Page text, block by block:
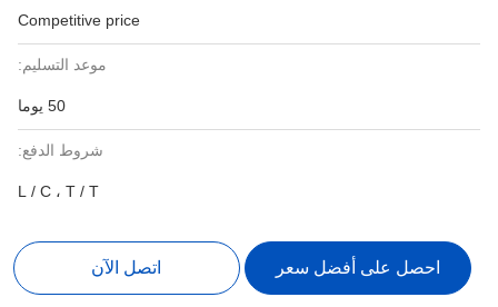
Competitive price
موعد التسليم:
50 يوما
شروط الدفع:
L / C ، T / T
احصل على أفضل سعر اتصل الآن